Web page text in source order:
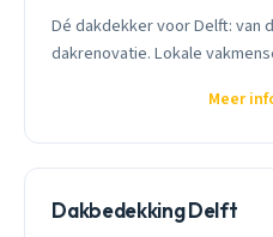
Dé dakdekker voor Delft: van
dakrenovatie. Lokale
Meer
Dakbedekking Delft